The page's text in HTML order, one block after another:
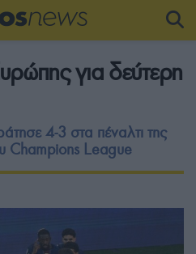
για δεύτερη
4-3 στα πέναλτι της
Champions League